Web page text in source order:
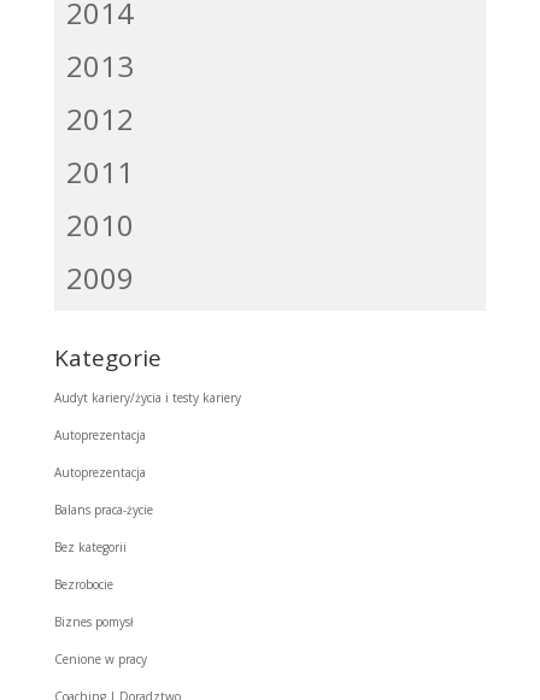
2014
2013
2012
2011
2010
2009
Kategorie
Audyt kariery/życia i testy kariery
Autoprezentacja
Autoprezentacja
Balans praca-życie
Bez kategorii
Bezrobocie
Biznes pomysł
Cenione w pracy
Coaching | Doradztwo